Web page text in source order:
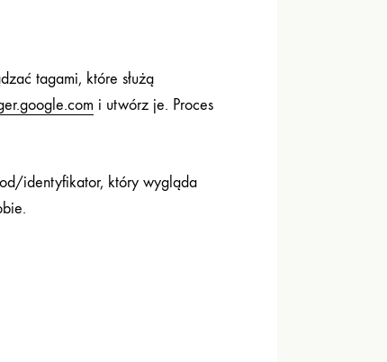
tagami, które służą
i utwórz je. Proces
identyfikator, który wygląda